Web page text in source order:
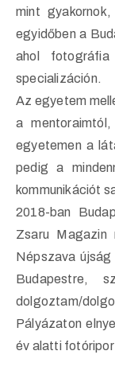
mint
egyidőben a
ahol
specializáción.
Az egyetem
a
egyetemen a
pedig a
kommunikációt
2018-ban
Zsaru Magazin
Népszava
Budapestre,
dolgoztam/
Pályázaton
év alatti